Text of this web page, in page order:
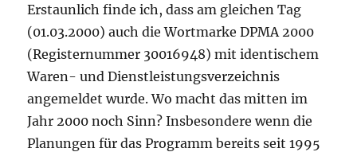
Erstaunlich finde ich, dass am gleichen Tag
(01.03.2000) auch die Wortmarke DPMA 2000
(Registernummer 30016948) mit identischem
Waren- und Dienstleistungsverzeichnis
angemeldet wurde. Wo macht das mitten im
Jahr 2000 noch Sinn? Insbesondere wenn die
Planungen für das Programm bereits seit 1995